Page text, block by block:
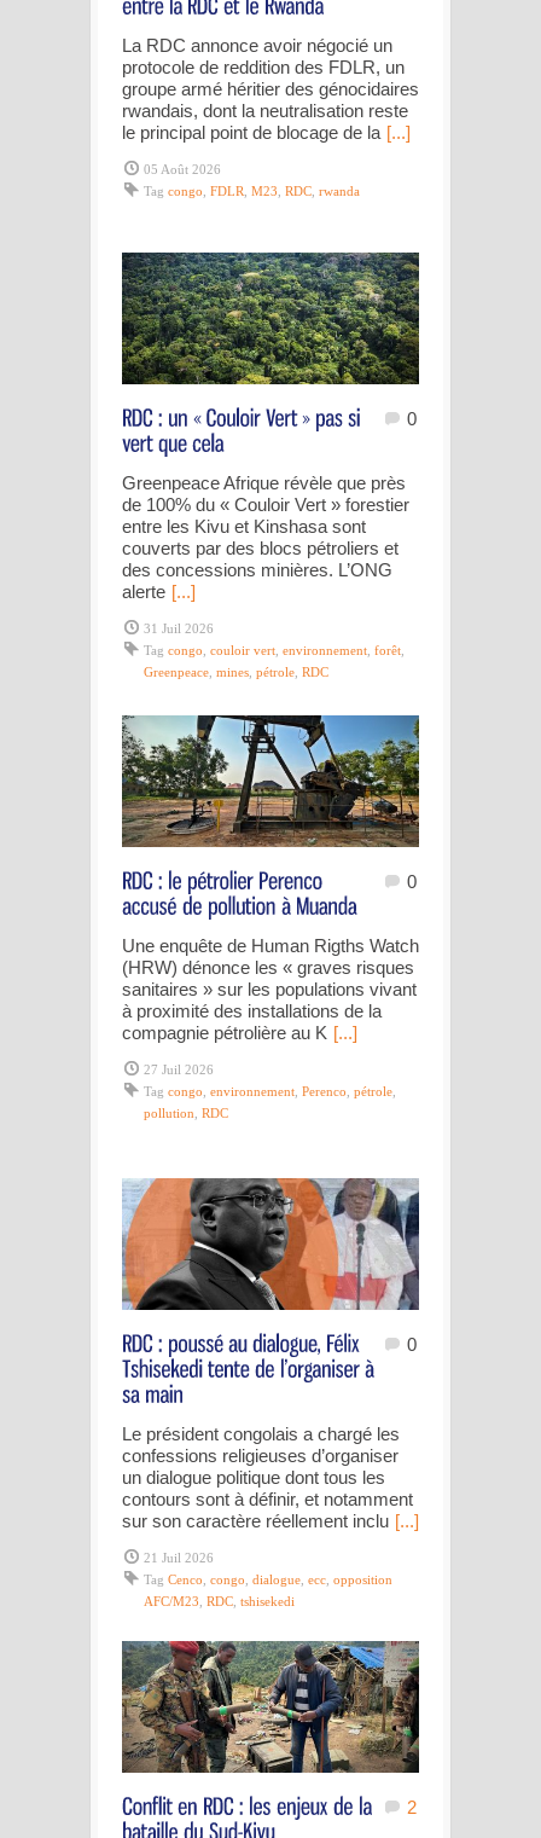
La RDC annonce avoir négocié un
protocole de reddition des FDLR, un
groupe armé héritier des génocidaires
rwandais, dont la neutralisation reste
le principal point de blocage de la [...]
05 Août 2026
Tag congo FDLR M23 RDC rwanda
0
Greenpeace Afrique révèle que près
de 100% du « Couloir Vert » forestier
entre les Kivu et Kinshasa sont
couverts par des blocs pétroliers et
des concessions minières. L’ONG
alerte [...]
31 Juil 2026
Tag congo couloir vert environnement forêt
Greenpeace mines pétrole RDC
0
Une enquête de Human Rigths Watch
(HRW) dénonce les « graves risques
sanitaires » sur les populations vivant
à proximité des installations de la
compagnie pétrolière au K [...]
27 Juil 2026
Tag congo environnement Perenco pétrole
pollution RDC
0
Le président congolais a chargé les
confessions religieuses d’organiser
un dialogue politique dont tous les
contours sont à définir, et notamment
sur son caractère réellement inclu [...]
21 Juil 2026
Tag Cenco congo dialogue ecc opposition
AFC/M23 RDC tshisekedi
2